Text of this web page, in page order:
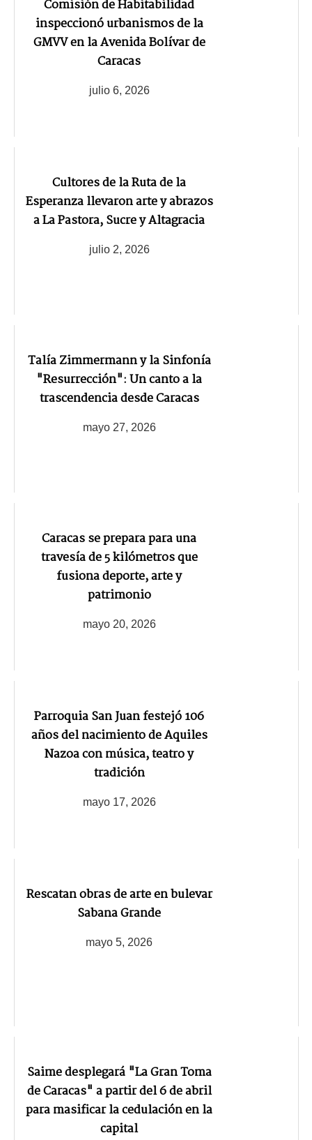
Comisión de Habitabilidad
inspeccionó urbanismos de la
GMVV en la Avenida Bolívar de
Caracas
julio 6, 2026
Cultores de la Ruta de la
Esperanza llevaron arte y abrazos
a La Pastora, Sucre y Altagracia
julio 2, 2026
Talía Zimmermann y la Sinfonía
"Resurrección": Un canto a la
trascendencia desde Caracas
mayo 27, 2026
Caracas se prepara para una
travesía de 5 kilómetros que
fusiona deporte, arte y
patrimonio
mayo 20, 2026
Parroquia San Juan festejó 106
años del nacimiento de Aquiles
Nazoa con música, teatro y
tradición
mayo 17, 2026
Rescatan obras de arte en bulevar
Sabana Grande
mayo 5, 2026
Saime desplegará "La Gran Toma
de Caracas" a partir del 6 de abril
para masificar la cedulación en la
capital